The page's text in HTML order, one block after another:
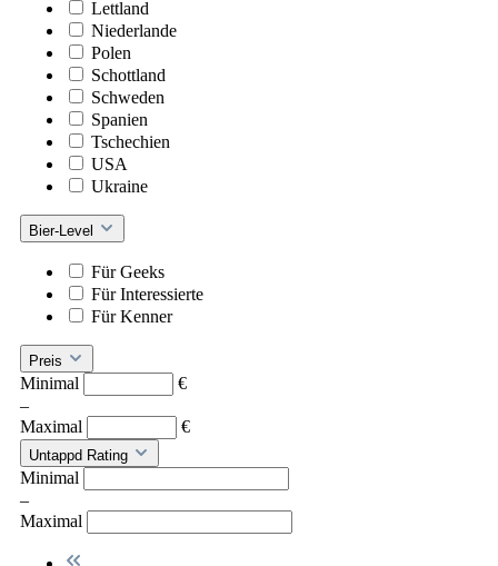
Lettland
Niederlande
Polen
Schottland
Schweden
Spanien
Tschechien
USA
Ukraine
Bier-Level
Für Geeks
Für Interessierte
Für Kenner
Preis
Minimal
€
–
Maximal
€
Untappd Rating
Minimal
–
Maximal